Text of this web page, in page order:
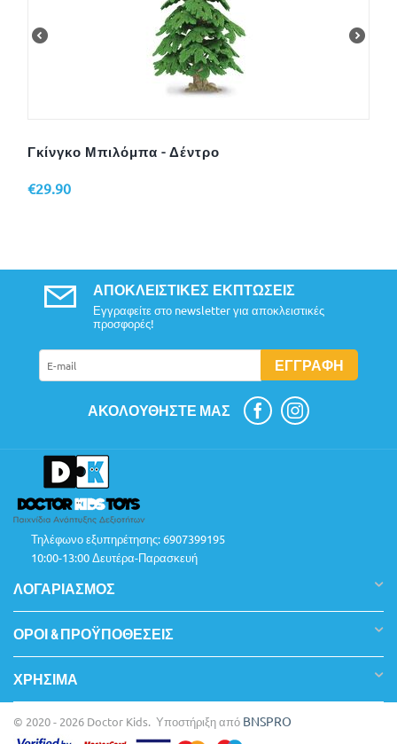
Γκίνγκο Μπιλόμπα - Δέντρο
€29.90
ΑΠΟΚΛΕΙΣΤΙΚΈΣ ΕΚΠΤΏΣΕΙΣ
Εγγραφείτε στο newsletter για αποκλειστικές
προσφορές!
ΕΓΓΡΑΦΉ
ΑΚΟΛΟΥΘΉΣΤΕ ΜΑΣ
Τηλέφωνο εξυπηρέτησης:6907399195
10:00-13:00 Δευτέρα-Παρασκευή
ΛΟΓΑΡΙΑΣΜΌΣ
ΌΡΟΙ & ΠΡΟΫΠΟΘΈΣΕΙΣ
ΧΡΉΣΙΜΑ
© 2020 - 2026 Doctor Kids. Υποστήριξη από BNSPRO